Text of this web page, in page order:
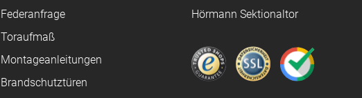
Federanfrage
Toraufmaß
Montageanleitungen
Brandschutztüren
Hörmann Sektionaltor